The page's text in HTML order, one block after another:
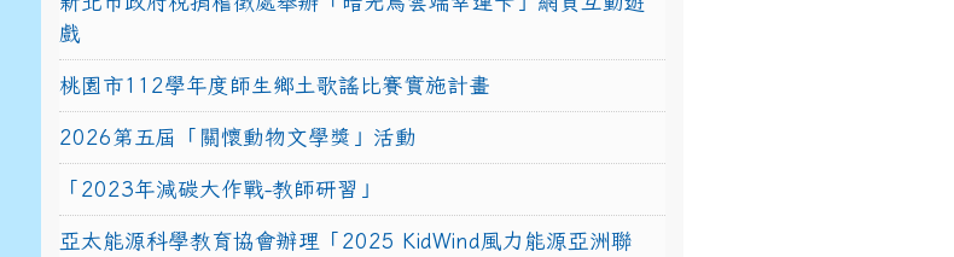
戲
桃園市112學年度師生鄉土歌謠比賽實施計畫
2026第五屆「關懷動物文學獎」活動
「2023年減碳大作戰-教師研習」
亞太能源科學教育協會辦理「2025 KidWind風力能源亞洲聯